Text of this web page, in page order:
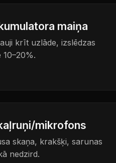
maiņa
krīt uzlāde, izslēdzas
10–20%.
mikrofons
skaņa, krakšķi, sarunas
nedzird.